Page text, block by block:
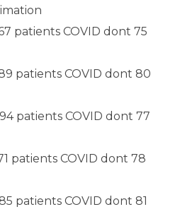
patients COVID dont 75
patients COVID dont 80
patients COVID dont 77
patients COVID dont 78
patients COVID dont 81